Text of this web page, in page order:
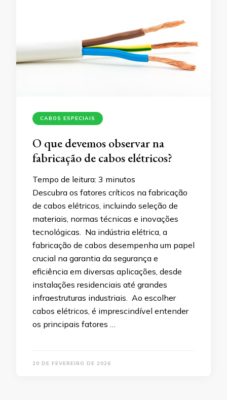
CABOS ESPECIAIS
O que devemos observar na
fabricação de cabos elétricos?
Tempo de leitura: 3 minutos
Descubra os fatores críticos na fabricação
de cabos elétricos, incluindo seleção de
materiais, normas técnicas e inovações
tecnológicas. Na indústria elétrica, a
fabricação de cabos desempenha um papel
crucial na garantia da segurança e
eficiência em diversas aplicações, desde
instalações residenciais até grandes
infraestruturas industriais. Ao escolher
cabos elétricos, é imprescindível entender
os principais fatores …
20 DE FEVEREIRO DE 2026